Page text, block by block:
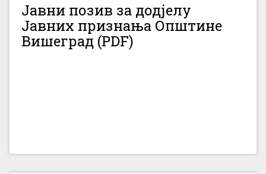
Јавни позив за додјелу
Јавних признања Општине
Вишеград (PDF)